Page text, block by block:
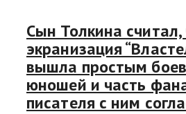
Сын Толкина считал,
экранизация
вышла простым
юношей и часть
писателя с ним